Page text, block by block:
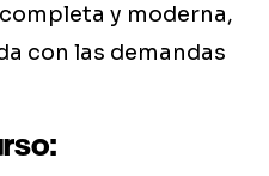
y moderna,
con las demandas